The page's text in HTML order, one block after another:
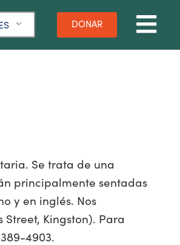
DONAR
Se trata de una
principalmente sentadas
y en inglés. Nos
Street, Kingston). Para
4903.